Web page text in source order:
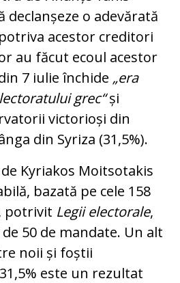
declanșeze o adevărată
acestor creditori
au făcut ecoul acestor
7 iulie închide „era
grec“și
victorioși din
din Syriza (31,5%).
Kyriakos Moitsotakis
bazată pe cele 158
potrivit Legii electorale,
50 de mandate. Un alt
noii și foștii
este un rezultat